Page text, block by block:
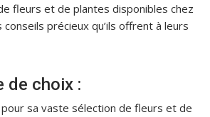
fleurs et de plantes disponibles chez
conseils précieux qu’ils offrent à leurs
de choix :
sa vaste sélection de fleurs et de